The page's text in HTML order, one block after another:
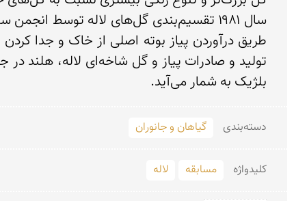
بلژیک به شمار می‌آید.
دسته‌بندی گیاهان و جانوران
کلید‌واژه مسابقه لاله